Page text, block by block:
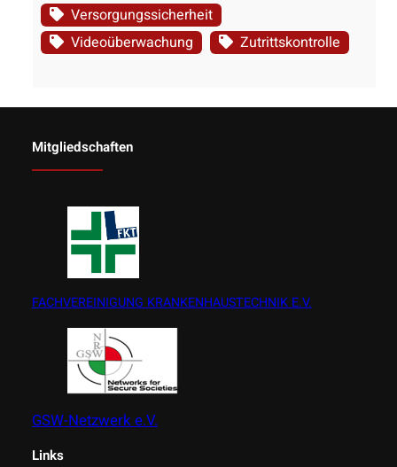
Versorgungssicherheit
Videoüberwachung
Zutrittskontrolle
Mitgliedschaften
FACHVEREINIGUNG KRANKENHAUSTECHNIK E.V.
GSW-Netzwerk e.V.
Links